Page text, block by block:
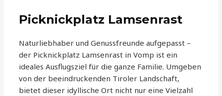
Picknickplatz Lamsenrast
Naturliebhaber und Genussfreunde aufgepasst –
der Picknickplatz Lamsenrast in Vomp ist ein
ideales Ausflugsziel für die ganze Familie. Umgeben
von der beeindruckenden Tiroler Landschaft,
bietet dieser idyllische Ort nicht nur eine Vielzahl